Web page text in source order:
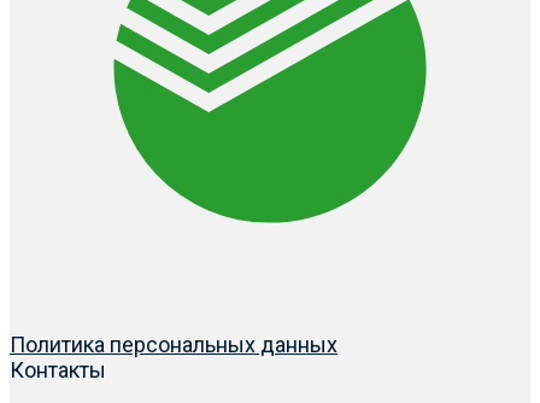
Политика персональных данных
Контакты